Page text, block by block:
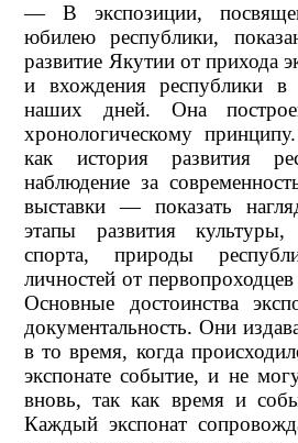
— В экспозиции,
юбилею республики,
развитие Якутии от прихода
и вхождения республики в
наших дней. Она
хронологическому
как история развития
наблюдение за
выставки — показать
этапы развития
спорта, природы
личностей от
Основные достоинства
документальность. Они
в то время, когда
экспонате событие, и не
вновь, так как время и
Каждый экспонат